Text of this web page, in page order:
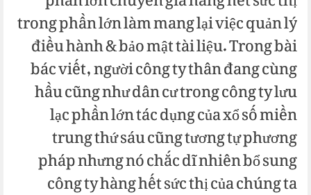
trong phần lớn làm mang lại việc quản lý
điều hành & bảo mật tài liệu. Trong bài
bác viết, người công ty thân đang cùng
hầu cũng như dân cư trong công ty lưu
lạc phần lớn tác dụng của xổ số miền
trung thứ sáu cũng tương tự phương
pháp nhưng nó chắc dĩ nhiên bổ sung
công ty hàng hết sức thị của chúng ta